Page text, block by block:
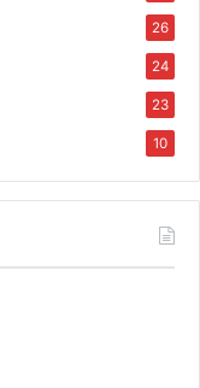
26
24
23
10